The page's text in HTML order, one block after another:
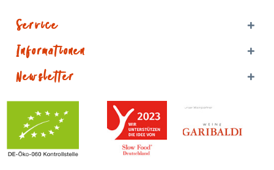
Service
Informationen
Newsletter